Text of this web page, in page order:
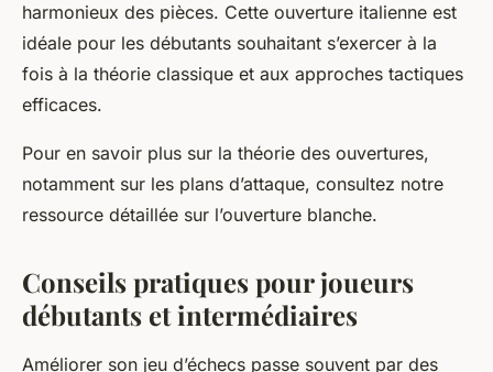
harmonieux des pièces. Cette ouverture italienne est
idéale pour les débutants souhaitant s’exercer à la
fois à la théorie classique et aux approches tactiques
efficaces.
Pour en savoir plus sur la théorie des ouvertures,
notamment sur les plans d’attaque, consultez notre
ressource détaillée sur l’ouverture blanche.
Conseils pratiques pour joueurs
débutants et intermédiaires
Améliorer son jeu d’échecs passe souvent par des